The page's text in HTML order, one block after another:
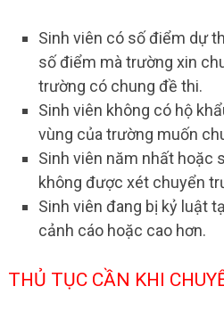
Sinh viên có số điểm dự
số điểm mà trường xin
trường có chung đề thi.
Sinh viên không có hộ
vùng của trường muốn
Sinh viên năm nhất hoặc
không được xét chuyển
Sinh viên đang bị kỷ luật
cảnh cáo hoặc cao hơn.
THỦ TỤC CẦN KHI